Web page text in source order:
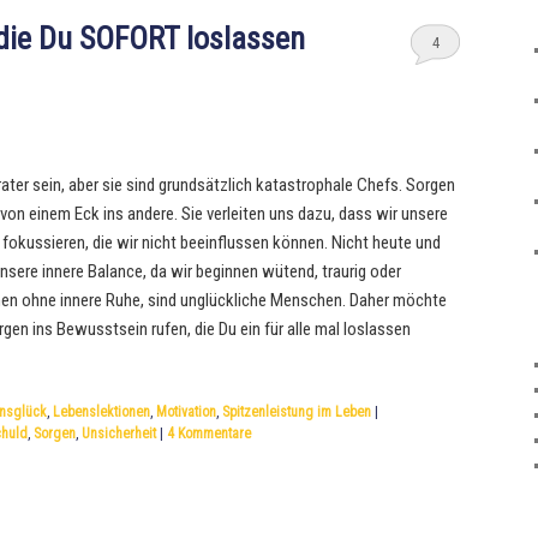
Du SOFORT loslassen 4
sein, aber sie sind grundsätzlich katastrophale Chefs. Sorgen
einem Eck ins andere. Sie verleiten uns dazu, dass wir unsere
die wir nicht beeinflussen können. Nicht heute und
innere Balance, da wir beginnen wütend, traurig oder
ohne innere Ruhe, sind unglückliche Menschen. Daher möchte
ins Bewusstsein rufen, die Du ein für alle mal loslassen
, Lebenslektionen, Motivation, Spitzenleistung im Leben
, Sorgen, Unsicherheit 4Kommentare